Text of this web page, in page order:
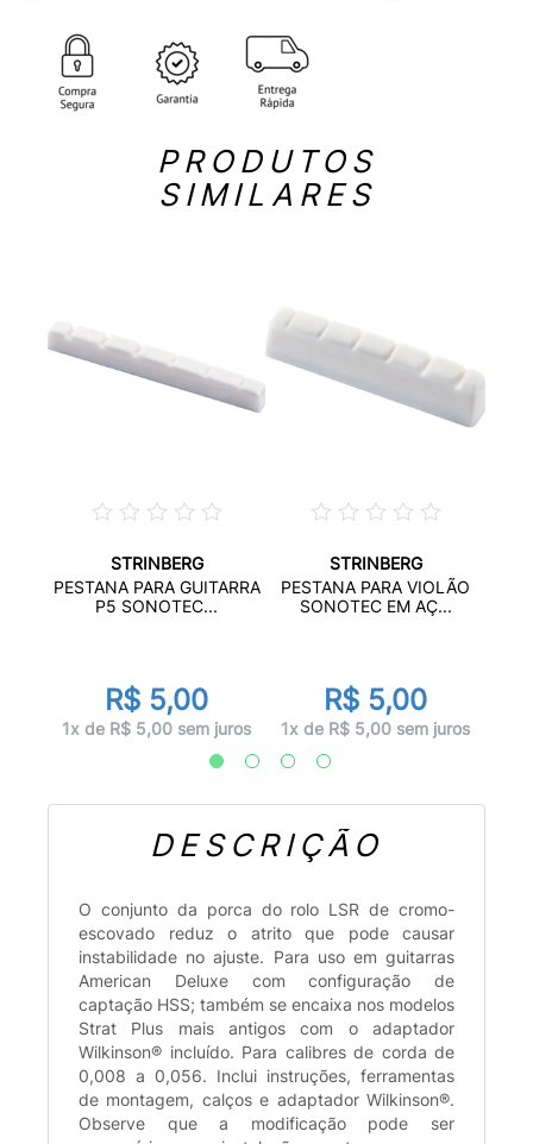
PRODUTOS
SIMILARES
STRINBERG
PESTANA PARA GUITARRA
P5 SONOTEC...
R$ 5,00
1x de R$ 5,00 sem juros
STRINBERG
PESTANA PARA VIOLÃO
SONOTEC EM AÇ...
R$ 5,00
1x de R$ 5,00 sem juros
DESCRIÇÃO
O conjunto da porca do rolo LSR de cromo-
escovado reduz o atrito que pode causar
instabilidade no ajuste. Para uso em guitarras
American Deluxe com configuração de
captação HSS; também se encaixa nos modelos
Strat Plus mais antigos com o adaptador
Wilkinson® incluído. Para calibres de corda de
0,008 a 0,056. Inclui instruções, ferramentas
de montagem, calços e adaptador Wilkinson®.
Observe que a modificação pode ser